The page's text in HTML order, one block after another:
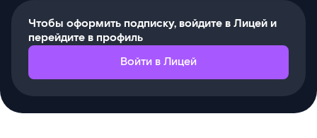
Чтобы оформить подписку, войдите в Лицей и
перейдите в профиль
Войти в Лицей